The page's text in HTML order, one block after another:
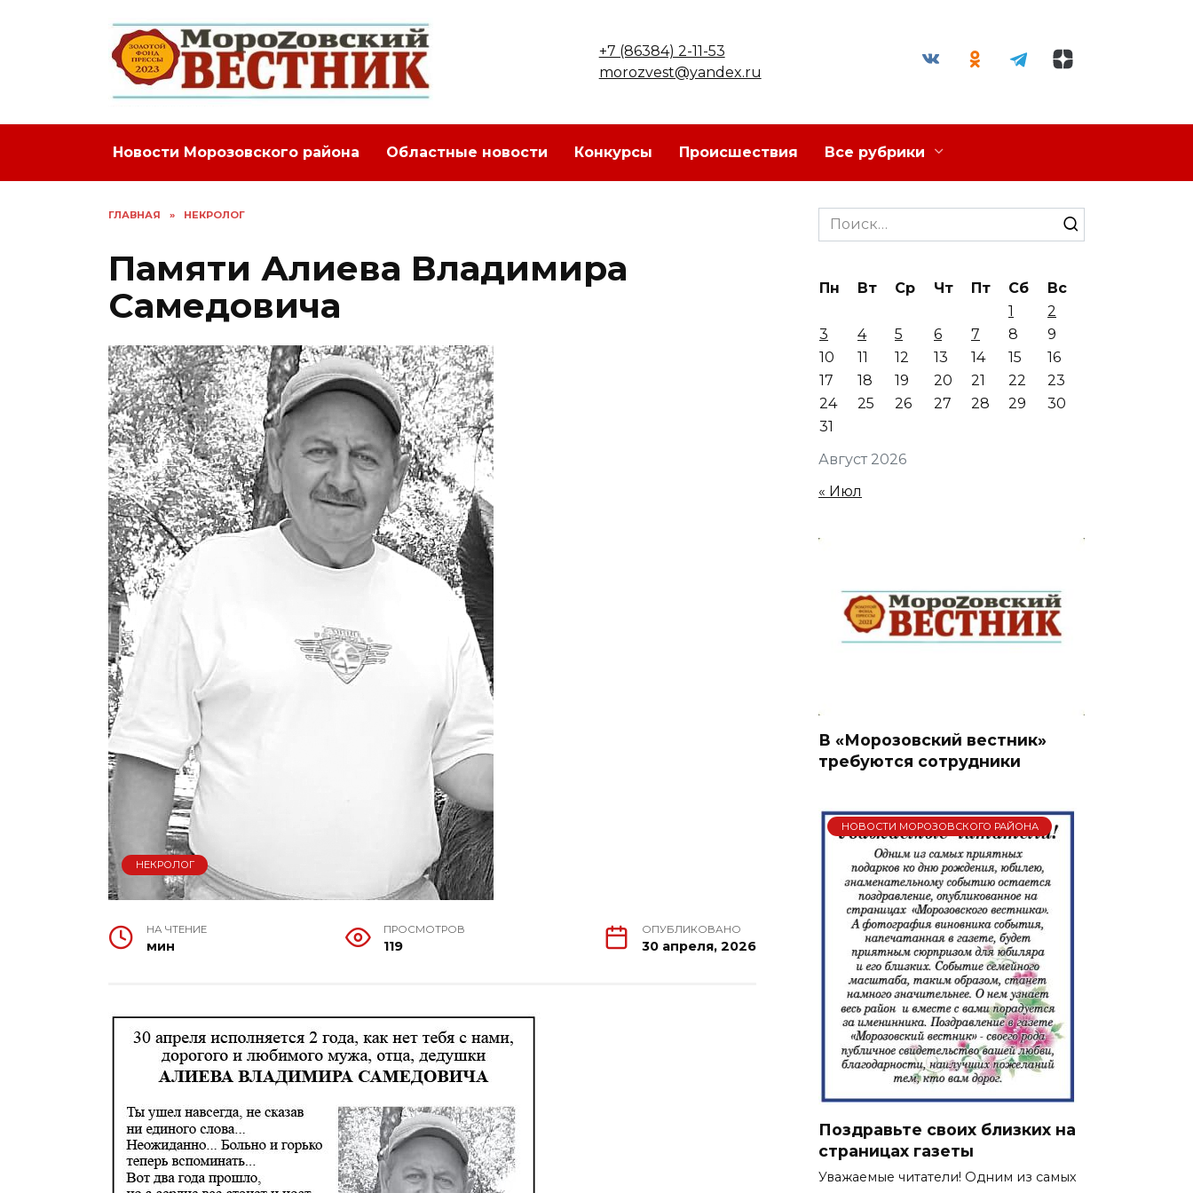
+7 (86384) 2-11-53
morozvest@yandex.ru
Новости Морозовского района Областные новости Конкурсы Происшествия Все рубрики
ГЛАВНАЯ » НЕКРОЛОГ
Памяти Алиева Владимира
Самедовича
НЕКРОЛОГ
НА ЧТЕНИЕ
мин
ПРОСМОТРОВ
119
ОПУБЛИКОВАНО
30 апреля, 2026
Search
for:
Август 2026
Пн Вт Ср Чт Пт Сб
Вс
1
2
3
4 5 6 7 8
9
10
11 12 13 14 15
16
17
18 19 20 21 22
23
24
25 26 27 28 29
30
31
« Июл
В «Морозовский вестник»
требуются сотрудники
НОВОСТИ МОРОЗОВСКОГО РАЙОНА
Поздравьте своих близких на
страницах газеты
Уважаемые читатели! Одним из самых